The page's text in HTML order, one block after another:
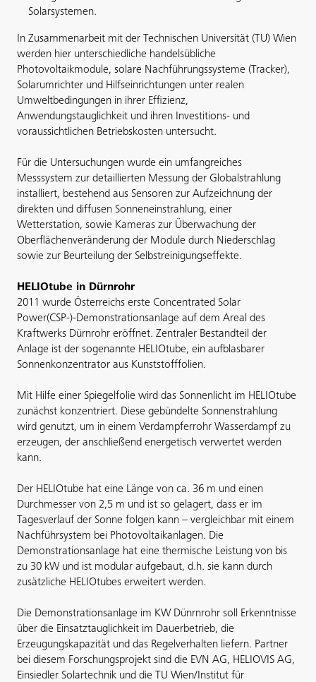
Solarsystemen.
In Zusammenarbeit mit der Technischen Universität (TU) Wien
werden hier unterschiedliche handelsübliche
Photovoltaikmodule, solare Nachführungssysteme (Tracker),
Solarumrichter und Hilfseinrichtungen unter realen
Umweltbedingungen in ihrer Effizienz,
Anwendungstauglichkeit und ihren Investitions- und
voraussichtlichen Betriebskosten untersucht.
Für die Untersuchungen wurde ein umfangreiches
Messsystem zur detaillierten Messung der Globalstrahlung
installiert, bestehend aus Sensoren zur Aufzeichnung der
direkten und diffusen Sonneneinstrahlung, einer
Wetterstation, sowie Kameras zur Überwachung der
Oberflächenveränderung der Module durch Niederschlag
sowie zur Beurteilung der Selbstreinigungseffekte.
HELIOtube in Dürnrohr
2011 wurde Österreichs erste Concentrated Solar
Power(CSP-)-Demonstrationsanlage auf dem Areal des
Kraftwerks Dürnrohr eröffnet. Zentraler Bestandteil der
Anlage ist der sogenannte HELIOtube, ein aufblasbarer
Sonnenkonzentrator aus Kunststofffolien.
Mit Hilfe einer Spiegelfolie wird das Sonnenlicht im HELIOtube
zunächst konzentriert. Diese gebündelte Sonnenstrahlung
wird genutzt, um in einem Verdampferrohr Wasserdampf zu
erzeugen, der anschließend energetisch verwertet werden
kann.
Der HELIOtube hat eine Länge von ca. 36 m und einen
Durchmesser von 2,5 m und ist so gelagert, dass er im
Tagesverlauf der Sonne folgen kann – vergleichbar mit einem
Nachführsystem bei Photovoltaikanlagen. Die
Demonstrationsanlage hat eine thermische Leistung von bis
zu 30 kW und ist modular aufgebaut, d.h. sie kann durch
zusätzliche HELIOtubes erweitert werden.
Die Demonstrationsanlage im KW Dünrnrohr soll Erkenntnisse
über die Einsatztauglichkeit im Dauerbetrieb, die
Erzeugungskapazität und das Regelverhalten liefern. Partner
bei diesem Forschungsprojekt sind die EVN AG, HELIOVIS AG,
Einsiedler Solartechnik und die TU Wien/Institut für